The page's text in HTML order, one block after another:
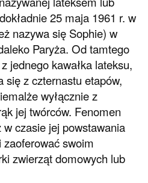
25 maja 1961 r. w
nazywa się Sophie) w
Paryża. Od tamtego
jednego kawałka lateksu,
się z czternastu etapów,
wyłącznie z
jej twórców. Fenomen
czasie jej powstawania
swoim
zwierząt domowych lub